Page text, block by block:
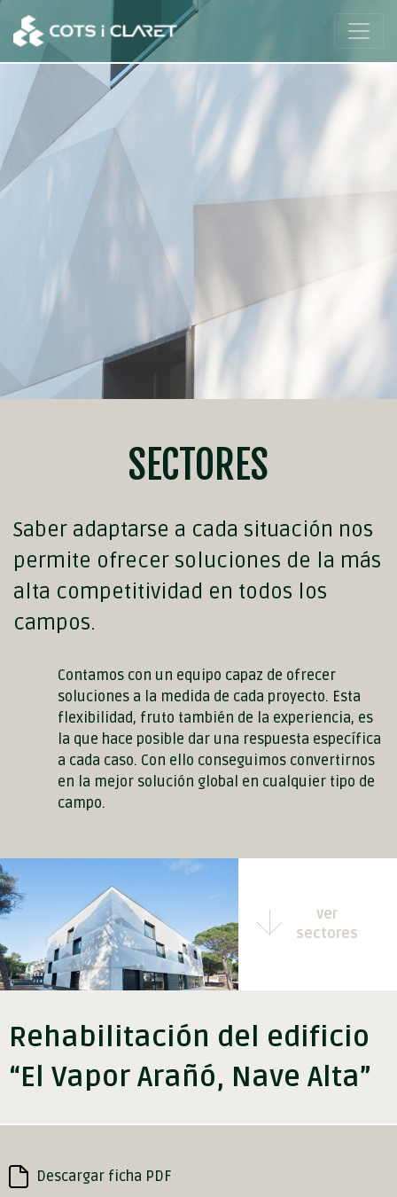
SECTORES
Saber adaptarse a cada situación nos
permite ofrecer soluciones de la más
alta competitividad en todos los
campos.
Contamos con un equipo capaz de ofrecer
soluciones a la medida de cada proyecto. Esta
flexibilidad, fruto también de la experiencia, es
la que hace posible dar una respuesta específica
a cada caso. Con ello conseguimos convertirnos
en la mejor solución global en cualquier tipo de
campo.
ver
sectores
Rehabilitación del edificio
“El Vapor Arañó, Nave Alta”
Descargar ficha PDF